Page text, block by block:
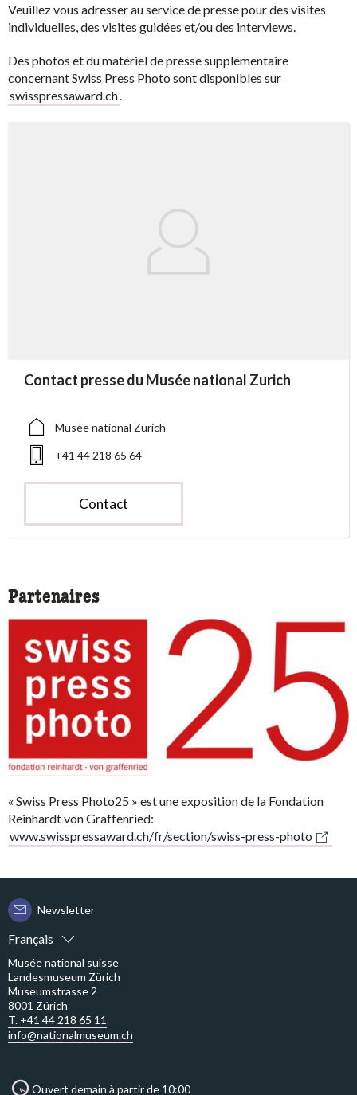
Veuillez vous adresser au service de presse pour des visites
individuelles, des visites guidées et/ou des interviews.
Des photos et du matériel de presse supplémentaire
concernant Swiss Press Photo sont disponibles sur
swisspressaward.ch.
accessibility.sr-only.person_card_info
Contact presse du Musée national Zurich
accessibility.sr-only.museum
Musée national Zurich
accessibility.sr-only.phone
+41 44 218 65 64
Contact
Partenaires
« Swiss Press Photo25 » est une exposition de la Fondation
Reinhardt von Graffenried:
www.swisspressaward.ch/fr/section/swiss-press-photo
Français
Newsletter
Musée national suisse
Landesmuseum Zürich
Museumstrasse 2
8001 Zürich
T. +41 44 218 65 11
info@nationalmuseum.ch
Ouvert demain à partir de 10:00